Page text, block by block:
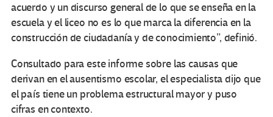
acuerdo y un discurso general de lo que se enseña en la
escuela y el liceo no es lo que marca la diferencia en la
construcción de ciudadanía y de conocimiento”, definió.
Consultado para este informe sobre las causas que
derivan en el ausentismo escolar, el especialista dijo que
el país tiene un problema estructural mayor y puso
cifras en contexto.